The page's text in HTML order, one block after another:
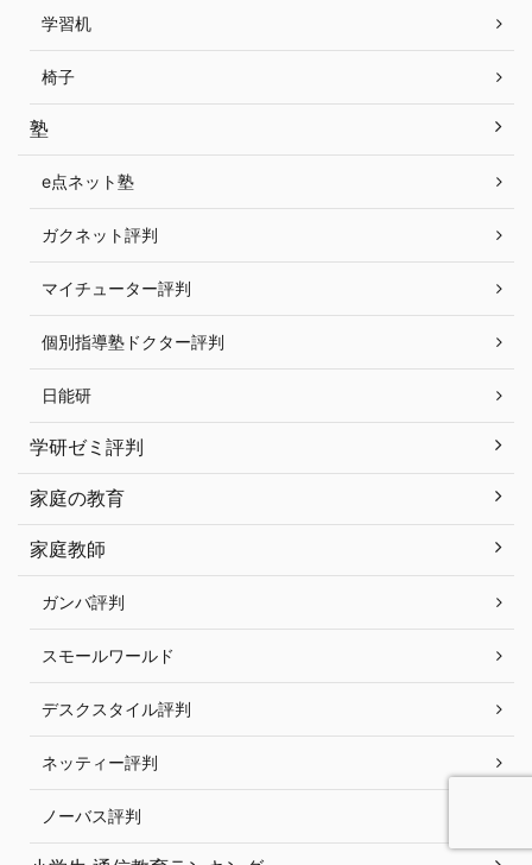
学習机
椅子
塾
e点ネット塾
ガクネット評判
マイチューター評判
個別指導塾ドクター評判
日能研
学研ゼミ評判
家庭の教育
家庭教師
ガンバ評判
スモールワールド
デスクスタイル評判
ネッティー評判
ノーバス評判